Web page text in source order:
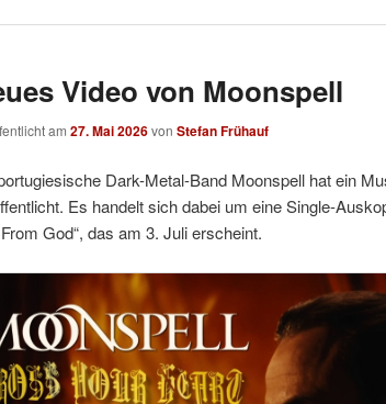
Video von Moonspell
am 27. Mai 2026von Stefan Frühauf
Dark-Metal-Band Moonspell hat ein
Es handelt sich dabei um eine Single-
From God“, das am 3. Juli erscheint.